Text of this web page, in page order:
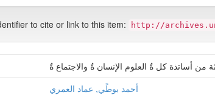
to cite or link to this item: http://
أساتذة كل ةٌ العلوم الإنسان ةٌ والاجتماع ةٌ
أحمد بوطًي, عماد العمري